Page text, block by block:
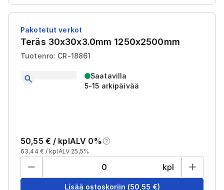
Pakotetut verkot
Teräs 30x30x3.0mm 1250x2500mm
Tuotenro: CR-18861
Saatavilla
5-15 arkipäivää
50,55 € / kplALV 0%
63,44 € / kplALV 25,5%
kpl
Lisää ostoskoriin (50,55 €)